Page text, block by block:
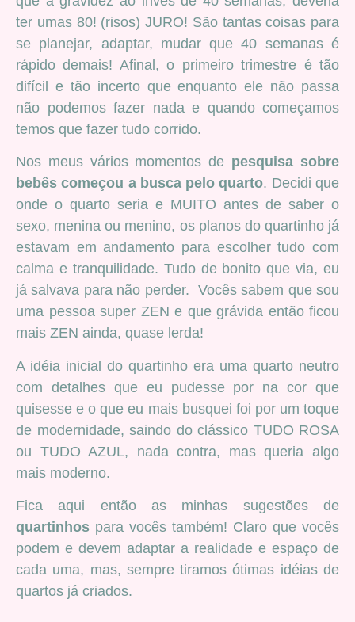
ter umas 80! (risos) JURO! São tantas coisas para
se planejar, adaptar, mudar que 40 semanas é
rápido demais! Afinal, o primeiro trimestre é tão
difícil e tão incerto que enquanto ele não passa
não podemos fazer nada e quando começamos
temos que fazer tudo corrido.
Nos meus vários momentos de pesquisa sobre
bebês começou a busca pelo quarto. Decidi que
onde o quarto seria e MUITO antes de saber o
sexo, menina ou menino, os planos do quartinho já
estavam em andamento para escolher tudo com
calma e tranquilidade. Tudo de bonito que via, eu
já salvava para não perder. Vocês sabem que sou
uma pessoa super ZEN e que grávida então ficou
mais ZEN ainda, quase lerda!
A idéia inicial do quartinho era uma quarto neutro
com detalhes que eu pudesse por na cor que
quisesse e o que eu mais busquei foi por um toque
de modernidade, saindo do clássico TUDO ROSA
ou TUDO AZUL, nada contra, mas queria algo
mais moderno.
Fica aqui então as minhas sugestões de
quartinhos para vocês também! Claro que vocês
podem e devem adaptar a realidade e espaço de
cada uma, mas, sempre tiramos ótimas idéias de
quartos já criados.